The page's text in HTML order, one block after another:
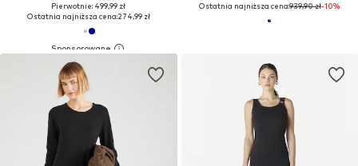
Pierwotnie: 499,99 zł
Ostatnia najniższa cena:274,99 zł
Ostatnia najniższa cena:939,90 zł-10%